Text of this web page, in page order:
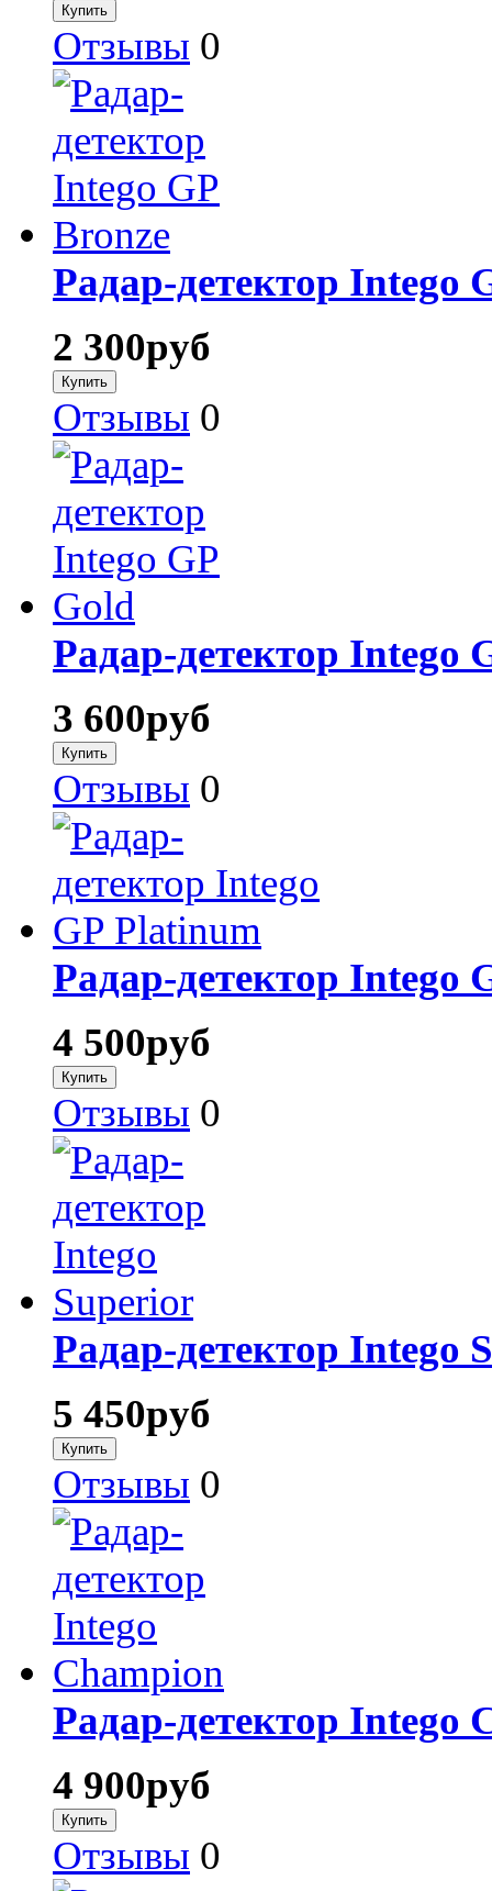
Отзывы 0
Радар-детектор Intego
2 300руб
Отзывы 0
Радар-детектор Intego
3 600руб
Отзывы 0
Радар-детектор Intego
4 500руб
Отзывы 0
Радар-детектор Intego
5 450руб
Отзывы 0
Радар-детектор Intego
4 900руб
Отзывы 0